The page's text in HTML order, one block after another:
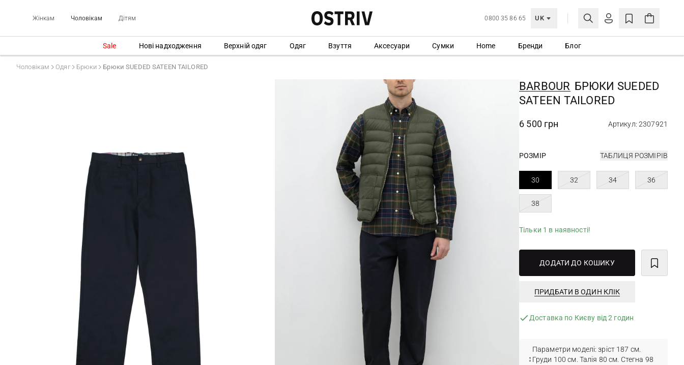
Жінкам Чоловікам Дітям 0800 35 86 65 UK
МОЯ ОБЛІКІВКА
Ще не зареєстровані?
СТВОРИТИ ОБЛІКІВКУ
Sale Нові надходження Верхній одяг Одяг Взуття Аксесуари Сумки Home Бренди Блог
Чоловікам Одяг Брюки Брюки SUEDED SATEEN TAILORED
BARBOUR БРЮКИ SUEDED
SATEEN TAILORED
6 500 грн Артикул: 2307921
РОЗМІР ТАБЛИЦЯ РОЗМІРІВ
30 32 34 36
38
Тільки 1 в наявності!
ДОДАТИ ДО КОШИКУ
ПРИДБАТИ В ОДИН КЛІК
Доставка по Києву від 2 годин
Параметри моделі: зріст 187 см.
Груди 100 см. Талія 80 см. Стегна 98